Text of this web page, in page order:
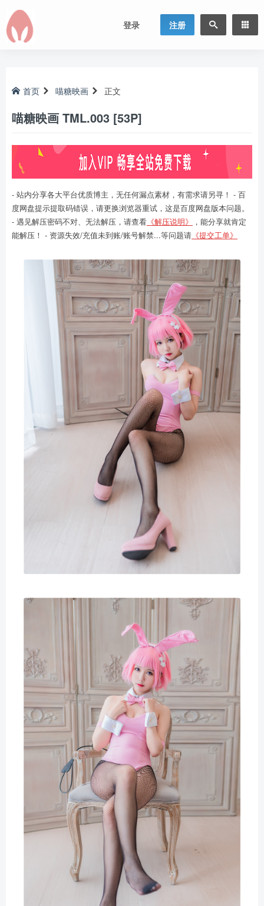
登录 注册
首页 喵糖映画 正文
喵糖映画 TML.003 [53P]
- 站内分享各大平台优质博主，无任何漏点素材，有需求请另寻！ - 百
度网盘提示提取码错误，请更换浏览器重试，这是百度网盘版本问题。
- 遇见解压密码不对、无法解压，请查看 《解压说明》
，能分享就肯定
能解压！ - 资源失效/充值未到账/账号解禁...等问题请 《提交工单》